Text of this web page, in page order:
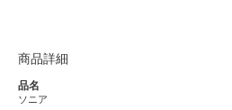
商品詳細
品名
ソニア